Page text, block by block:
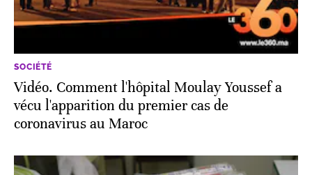
SOCIÉTÉ
Vidéo. Comment l'hôpital Moulay Youssef a
vécu l'apparition du premier cas de
coronavirus au Maroc